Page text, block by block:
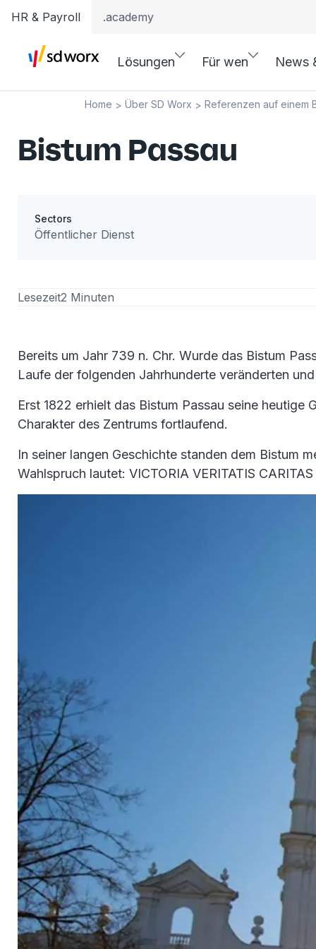
HR & Payroll .academy
Lösungen Für wen News
Home > Über SD Worx > Referenzen auf einem
Bistum Passau
Sectors
Öffentlicher Dienst
Lesezeit2 Minuten
Bereits um Jahr 739 n. Chr. Wurde das Bistum
Laufe der folgenden Jahrhunderte veränderten
Erst 1822 erhielt das Bistum Passau seine
Charakter des Zentrums fortlaufend.
In seiner langen Geschichte standen dem Bistum
Wahlspruch lautet: VICTORIA VERITATIS